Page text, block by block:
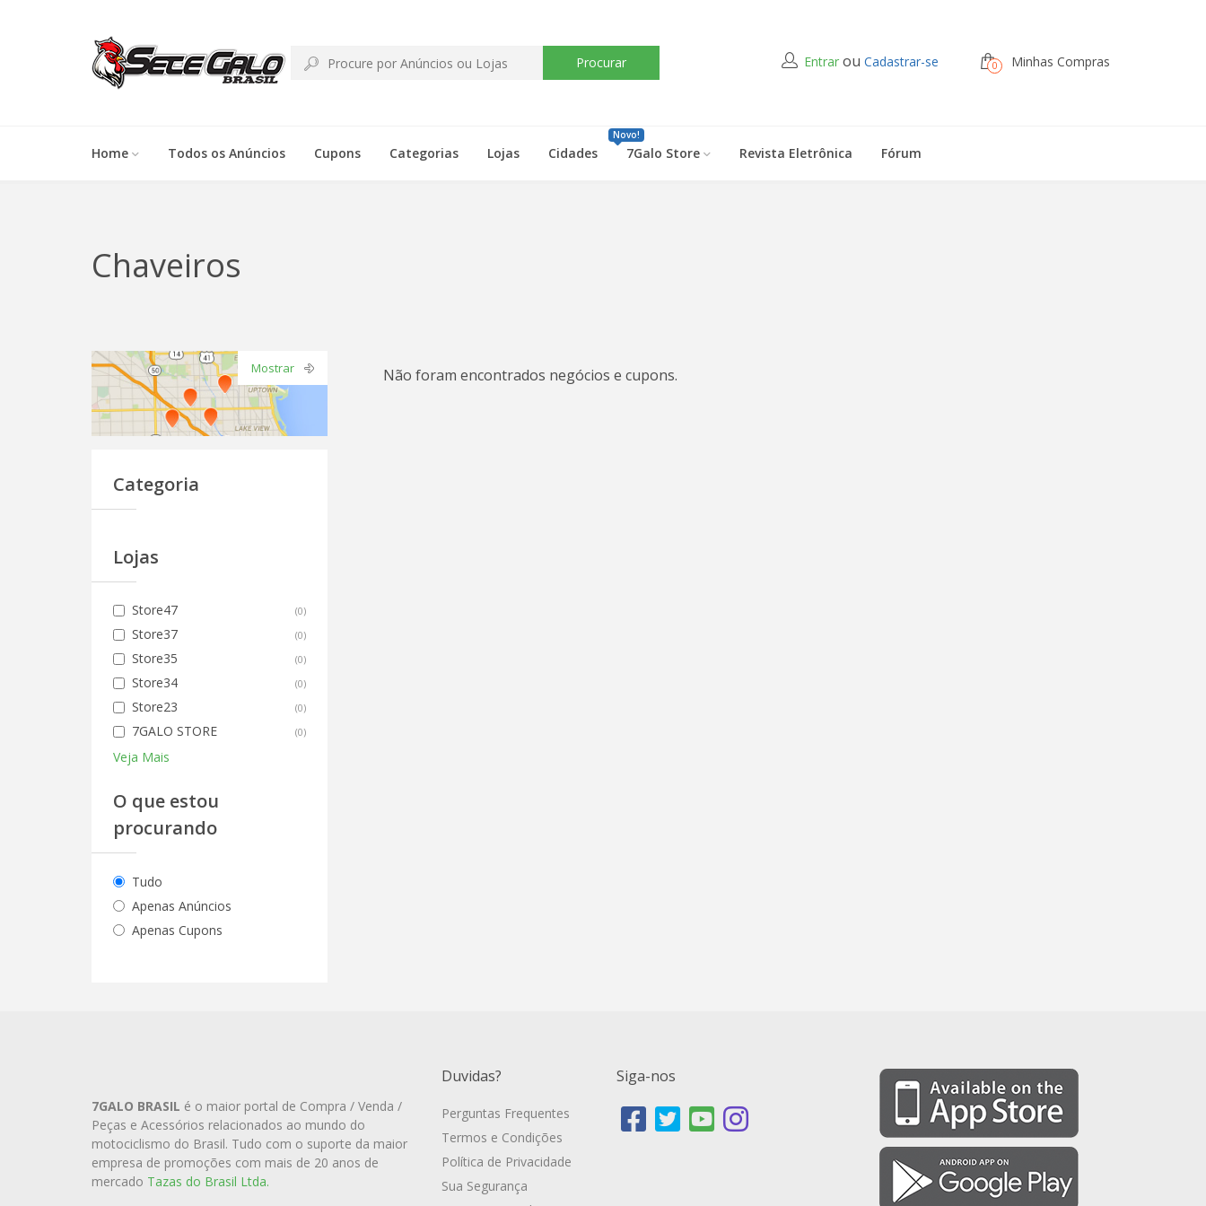
Procurar Entrar ouCadastrar-se 0 Minhas Compras
Home Todos os Anúncios Cupons Categorias Lojas
Novo!
Cidades 7Galo Store Revista Eletrônica Fórum
Chaveiros
Mostrar
Categoria
Lojas
Store47 (0)
Store37 (0)
Store35 (0)
Store34 (0)
Store23 (0)
7GALO STORE (0)
Veja Mais
O que estou
procurando
Tudo
Apenas Anúncios
Apenas Cupons
Não foram encontrados negócios e cupons.
7GALO BRASIL é o maior portal de Compra / Venda /
Peças e Acessórios relacionados ao mundo do
motociclismo do Brasil. Tudo com o suporte da maior
empresa de promoções com mais de 20 anos de
mercado Tazas do Brasil Ltda.
Duvidas?
Perguntas Frequentes
Termos e Condições
Política de Privacidade
Sua Segurança
Siga-nos